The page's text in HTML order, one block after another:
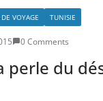
VOYAGE TUNISIE
0 Comments
perle du